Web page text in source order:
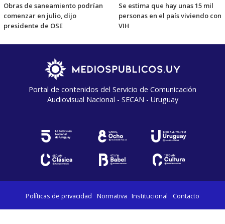
Obras de saneamiento podrían
comenzar en julio, dijo
presidente de OSE
Se estima que hay unas 15 mil
personas en el país viviendo con
VIH
Portal de contenidos del Servicio de Comunicación
Audiovisual Nacional - SECAN - Uruguay
Políticas de privacidad Normativa Institucional Contacto